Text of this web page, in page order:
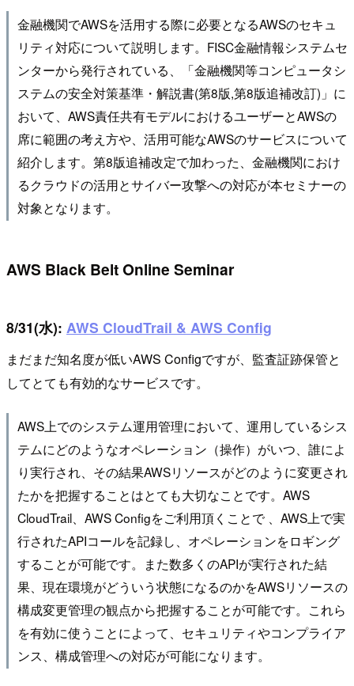
金融機関でAWSを活用する際に必要となるAWSのセキュ
リティ対応について説明します。FISC金融情報システムセ
ンターから発行されている、「金融機関等コンピュータシ
ステムの安全対策基準・解説書(第8版,第8版追補改訂)」に
おいて、AWS責任共有モデルにおけるユーザーとAWSの
席に範囲の考え方や、活用可能なAWSのサービスについて
紹介します。第8版追補改定で加わった、金融機関におけ
るクラウドの活用とサイバー攻撃への対応が本セミナーの
対象となります。
AWS Black Belt Online Seminar
8/31(水): AWS CloudTrail & AWS Config
まだまだ知名度が低いAWS Configですが、監査証跡保管と
してとても有効的なサービスです。
AWS上でのシステム運用管理において、運用しているシス
テムにどのようなオペレーション（操作）がいつ、誰によ
り実行され、その結果AWSリソースがどのように変更され
たかを把握することはとても大切なことです。AWS
CloudTrail、AWS Configをご利用頂くことで 、AWS上で実
行されたAPIコールを記録し、オペレーションをロギング
することが可能です。また数多くのAPIが実行された結
果、現在環境がどういう状態になるのかをAWSリソースの
構成変更管理の観点から把握することが可能です。これら
を有効に使うことによって、セキュリティやコンプライア
ンス、構成管理への対応が可能になります。